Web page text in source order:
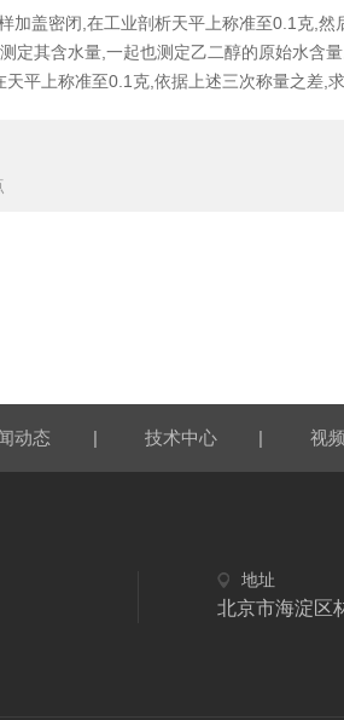
加盖密闭,在工业剖析天平上称准至0.1克,
定其含水量,一起也测定乙二醇的原始水含量
平上称准至0.1克,依据上述三次称量之差,
动态 | 技术中心 | 视
地址
北京市海淀区